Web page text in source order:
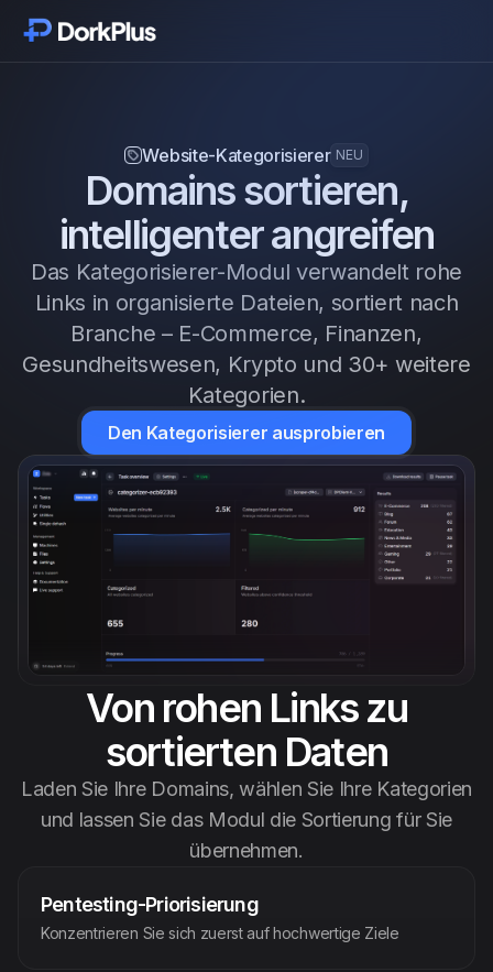
Funktionen
Preise
Bewertungen
Änderungsprotokoll
Anti Public
Dehasher
Deutsch
Website-Kategorisierer NEU
Domains sortieren,
intelligenter angreifen
Das Kategorisierer-Modul verwandelt rohe
Links in organisierte Dateien, sortiert nach
Branche – E-Commerce, Finanzen,
Gesundheitswesen, Krypto und 30+ weitere
Kategorien.
Den Kategorisierer ausprobieren
Von rohen Links zu
sortierten Daten
Laden Sie Ihre Domains, wählen Sie Ihre Kategorien
und lassen Sie das Modul die Sortierung für Sie
übernehmen.
Pentesting-Priorisierung
Konzentrieren Sie sich zuerst auf hochwertige Ziele